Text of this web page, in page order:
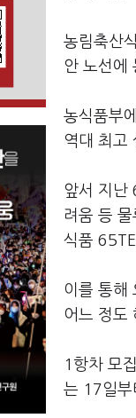
농림축산
안 노선에
농식품부
역대 최고
앞서 지난
려움 등
식품
이를 통해
어느 정도
1항차 모
는 17일부